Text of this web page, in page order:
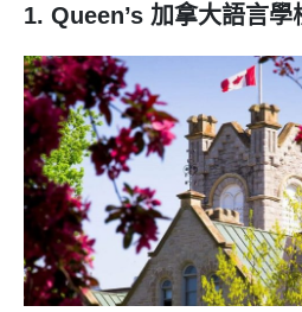
1. Queen’s 加拿大語言學